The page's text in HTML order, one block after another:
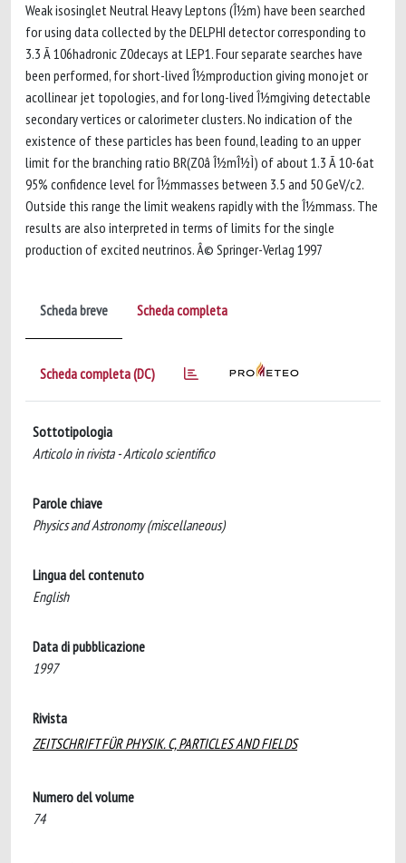
Weak isosinglet Neutral Heavy Leptons (Î½m) have been searched
for using data collected by the DELPHI detector corresponding to
3.3 Ã 106hadronic Z0decays at LEP1. Four separate searches have
been performed, for short-lived Î½mproduction giving monojet or
acollinear jet topologies, and for long-lived Î½mgiving detectable
secondary vertices or calorimeter clusters. No indication of the
existence of these particles has been found, leading to an upper
limit for the branching ratio BR(Z0â Î½mÎ½Ì) of about 1.3 Ã 10-6at
95% confidence level for Î½mmasses between 3.5 and 50 GeV/c2.
Outside this range the limit weakens rapidly with the Î½mmass. The
results are also interpreted in terms of limits for the single
production of excited neutrinos. Â© Springer-Verlag 1997
Scheda breve Scheda completa
Scheda completa (DC)
Sottotipologia
Articolo in rivista - Articolo scientifico
Parole chiave
Physics and Astronomy (miscellaneous)
Lingua del contenuto
English
Data di pubblicazione
1997
Rivista
ZEITSCHRIFT FÜR PHYSIK. C, PARTICLES AND FIELDS
Numero del volume
74